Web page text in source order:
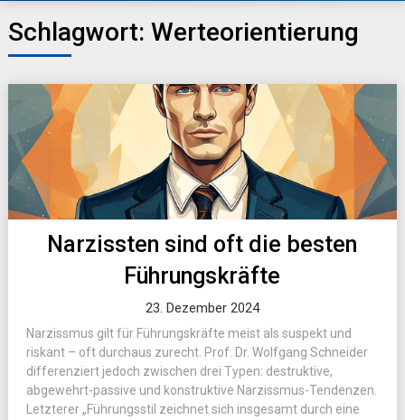
Schlagwort: Werteorientierung
Narzissten sind oft die besten
Führungskräfte
23. Dezember 2024
Narzissmus gilt für Führungskräfte meist als suspekt und
riskant – oft durchaus zurecht. Prof. Dr. Wolfgang Schneider
differenziert jedoch zwischen drei Typen: destruktive,
abgewehrt-passive und konstruktive Narzissmus-Tendenzen.
Letzterer „Führungsstil zeichnet sich insgesamt durch eine